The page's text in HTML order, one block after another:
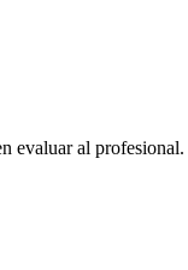
evaluar al profesional.